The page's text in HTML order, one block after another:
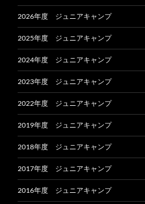
2026年度 ジュニアキャンプ
2025年度 ジュニアキャンプ
2024年度 ジュニアキャンプ
2023年度 ジュニアキャンプ
2022年度 ジュニアキャンプ
2019年度 ジュニアキャンプ
2018年度 ジュニアキャンプ
2017年度 ジュニアキャンプ
2016年度 ジュニアキャンプ